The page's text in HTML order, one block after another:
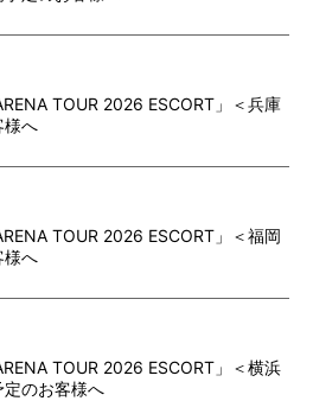
TOUR 2026 ESCORT」＜兵庫
様へ
TOUR 2026 ESCORT」＜福岡
様へ
TOUR 2026 ESCORT」＜横浜
のお客様へ